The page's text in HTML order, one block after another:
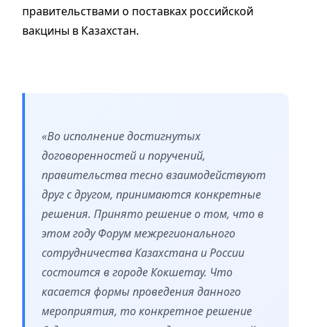
правительствами о поставках российской
вакцины в Казахстан.
«Во исполнение достигнутых
договоренностей и поручений,
правительства тесно взаимодействуют
друг с другом, принимаются конкретные
решения. Принято решение о том, что в
этом году Форум межрегионального
сотрудничества Казахстана и России
состоится в городе Кокшетау. Что
касается формы проведения данного
мероприятия, то конкретное решение